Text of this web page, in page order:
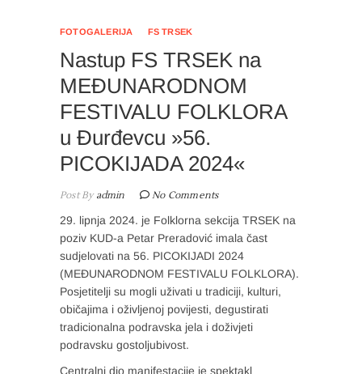
FOTOGALERIJA FS TRSEK
Nastup FS TRSEK na
MEĐUNARODNOM
FESTIVALU FOLKLORA
u Đurđevcu »56.
PICOKIJADA 2024«
Post Byadmin No Comments
29. lipnja 2024. je Folklorna sekcija TRSEK na
poziv KUD-a Petar Preradović imala čast
sudjelovati na 56. PICOKIJADI 2024
(MEĐUNARODNOM FESTIVALU FOLKLORA).
Posjetitelji su mogli uživati u tradiciji, kulturi,
običajima i oživljenoj povijesti, degustirati
tradicionalna podravska jela i doživjeti
podravsku gostoljubivost.
Centralni dio manifestacije je spektakl